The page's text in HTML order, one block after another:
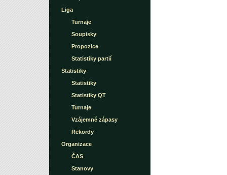
Liga
Turnaje
Soupisky
Propozice
Statistiky partií
Statistiky
Statistiky
Statistiky QT
Turnaje
Vzájemné zápasy
Rekordy
Organizace
ČAS
Stanovy